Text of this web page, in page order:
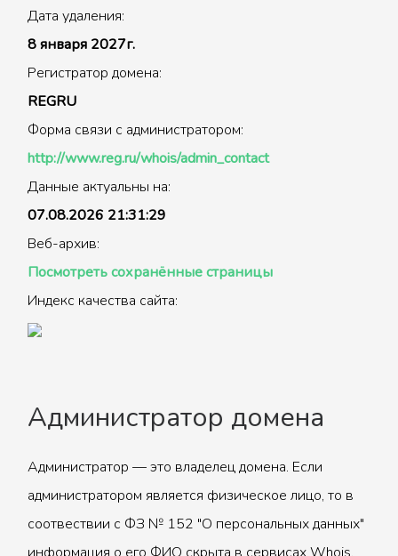
Дата удаления:
8 января 2027г.
Регистратор домена:
REGRU
Форма связи с администратором:
http://www.reg.ru/whois/admin_contact
Данные актуальны на:
07.08.2026 21:31:29
Веб-архив:
Посмотреть сохранённые страницы
Индекс качества сайта:
Администратор домена
Администратор — это владелец домена. Если
администратором является физическое лицо, то в
соотвествии с ФЗ № 152 "О персональных данных"